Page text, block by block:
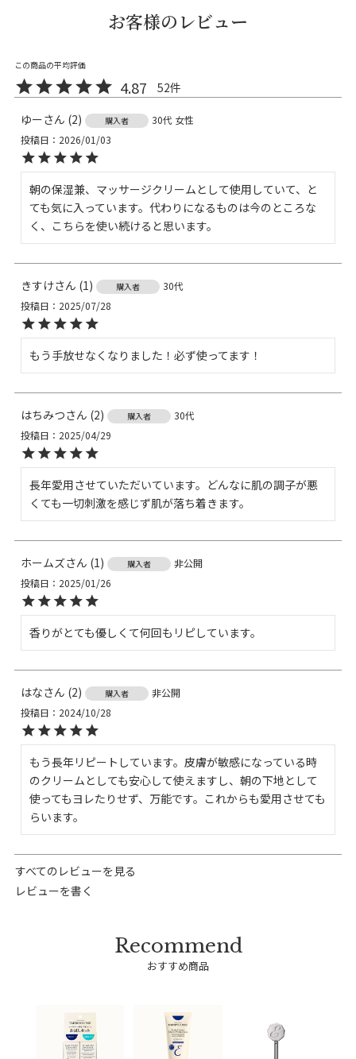
お客様のレビュー
4.87
52
ゆー
2 購入者 30代 女性
投稿日
2026/01/03
朝の保湿兼、マッサージクリームとして使用していて、と
ても気に入っています。代わりになるものは今のところな
く、こちらを使い続けると思います。
きすけ 1 購入者
30代
投稿日
2025/07/28
もう手放せなくなりました！必ず使ってます！
はちみつ 2 購入者
30代
投稿日
2025/04/29
長年愛用させていただいています。どんなに肌の調子が悪
くても一切刺激を感じず肌が落ち着きます。
ホームズ 1 購入者
非公開
投稿日
2025/01/26
香りがとても優しくて何回もリピしています。
はな 2 購入者
非公開
投稿日
2024/10/28
もう長年リピートしています。皮膚が敏感になっている時
のクリームとしても安心して使えますし、朝の下地として
使ってもヨレたりせず、万能です。これからも愛用させても
らいます。
すべてのレビューを見る
レビューを書く
おすすめ商品